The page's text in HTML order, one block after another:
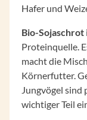
Hafer und
Bio-Sojaschrot
Proteinquelle.
macht die
Körnerfutter.
Jungvögel
wichtiger Teil